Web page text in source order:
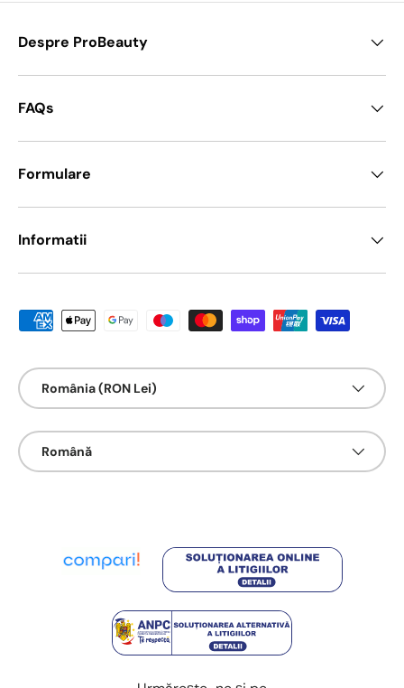
Despre ProBeauty
FAQs
Formulare
Informatii
Metode de platā acceptate
Țarǎ/Regiune
România (RON Lei)
Limbā
Română